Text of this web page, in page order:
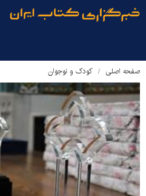
صفحه اصلی کودک و نوجوان